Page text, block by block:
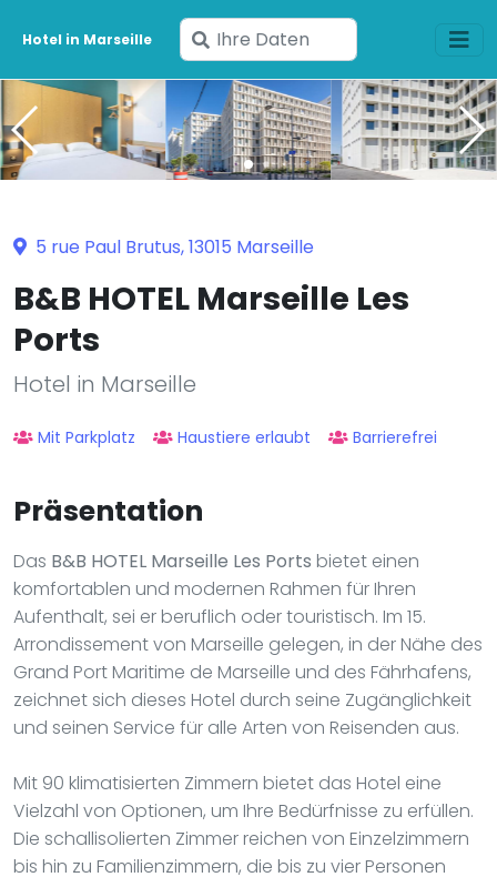
Hotel in Marseille
Geben
Sie
Ihre
Daten
ein
5 rue Paul Brutus, 13015 Marseille
B&B HOTEL Marseille Les
Ports
Hotel in Marseille
Mit Parkplatz Haustiere erlaubt Barrierefrei
Präsentation
Das B&B HOTEL Marseille Les Ports bietet einen
komfortablen und modernen Rahmen für Ihren
Aufenthalt, sei er beruflich oder touristisch. Im 15.
Arrondissement von Marseille gelegen, in der Nähe des
Grand Port Maritime de Marseille und des Fährhafens,
zeichnet sich dieses Hotel durch seine Zugänglichkeit
und seinen Service für alle Arten von Reisenden aus.
Mit 90 klimatisierten Zimmern bietet das Hotel eine
Vielzahl von Optionen, um Ihre Bedürfnisse zu erfüllen.
Die schallisolierten Zimmer reichen von Einzelzimmern
bis hin zu Familienzimmern, die bis zu vier Personen